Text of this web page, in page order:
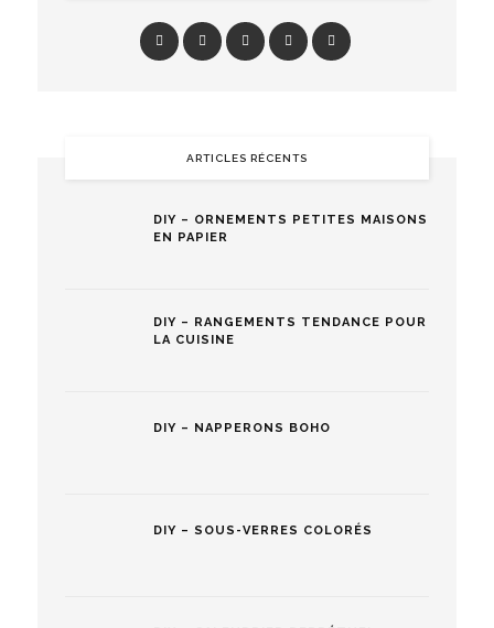
ARTICLES RÉCENTS
DIY – ORNEMENTS PETITES MAISONS
EN PAPIER
DIY – RANGEMENTS TENDANCE POUR
LA CUISINE
DIY – NAPPERONS BOHO
DIY – SOUS-VERRES COLORÉS